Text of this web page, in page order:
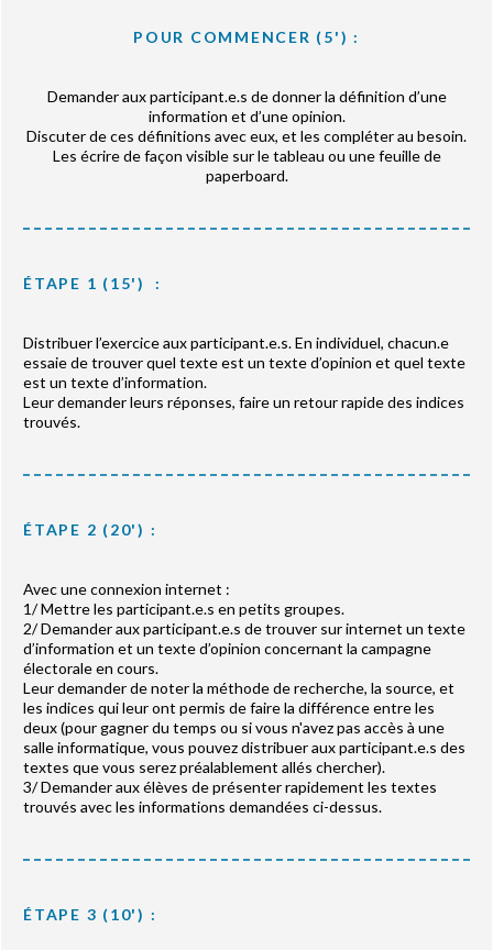
POUR COMMENCER (5') :
Demander aux participant.e.s de donner la définition d’une
information et d’une opinion.
Discuter de ces définitions avec eux, et les compléter au besoin.
Les écrire de façon visible sur le tableau ou une feuille de
paperboard.
ÉTAPE 1 (15') :
Distribuer l’exercice aux participant.e.s. En individuel, chacun.e
essaie de trouver quel texte est un texte d’opinion et quel texte
est un texte d’information.
Leur demander leurs réponses, faire un retour rapide des indices
trouvés.
ÉTAPE 2 (20') :
Avec une connexion internet :
1/ Mettre les participant.e.s en petits groupes.
2/ Demander aux participant.e.s de trouver sur internet un texte
d’information et un texte d’opinion concernant la campagne
électorale en cours.
Leur demander de noter la méthode de recherche, la source, et
les indices qui leur ont permis de faire la différence entre les
deux (pour gagner du temps ou si vous n'avez pas accès à une
salle informatique, vous pouvez distribuer aux participant.e.s des
textes que vous serez préalablement allés chercher).
3/ Demander aux élèves de présenter rapidement les textes
trouvés avec les informations demandées ci-dessus.
ÉTAPE 3 (10') :